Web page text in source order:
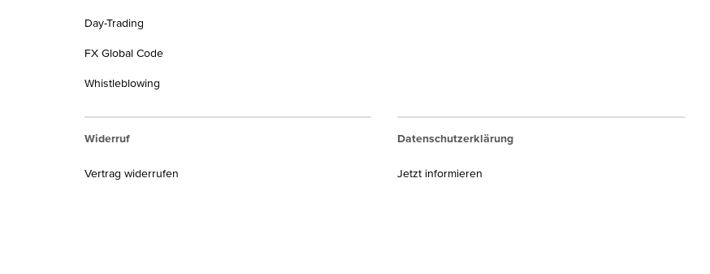
Day-Trading
FX Global Code
Whistleblowing
Widerruf
Vertrag widerrufen
Datenschutzerklärung
Jetzt informieren